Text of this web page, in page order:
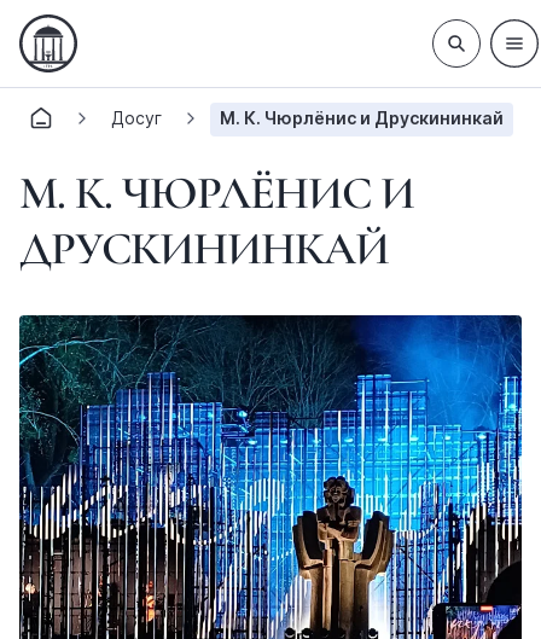
Досуг М. К. Чюрлёнис и Друскининкай
М. К. ЧЮРЛЁНИС И
ДРУСКИНИНКАЙ